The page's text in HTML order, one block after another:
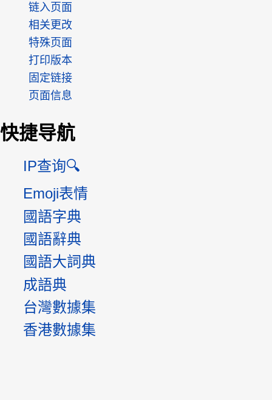
链入页面
相关更改
特殊页面
打印版本
固定链接
页面信息
快捷导航
IP查询🔍
Emoji表情
國語字典
國語辭典
國語大詞典
成語典
台灣數據集
香港數據集